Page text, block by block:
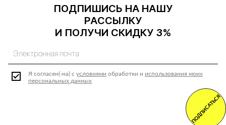
ПОДПИШИСЬ НА НАШУ
РАССЫЛКУ
И ПОЛУЧИ СКИДКУ 3%
Я согласен(-на) с условиями обработки и использования моих
персональных данных
ПОДПИСАТЬСЯ